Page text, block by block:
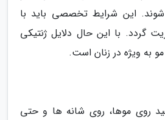
این شرایط تخصصی باید با
گردد. با این حال دلایل ژنتیکی
به ویژه در زنان است.
روی موها، روی شانه ها و حتی